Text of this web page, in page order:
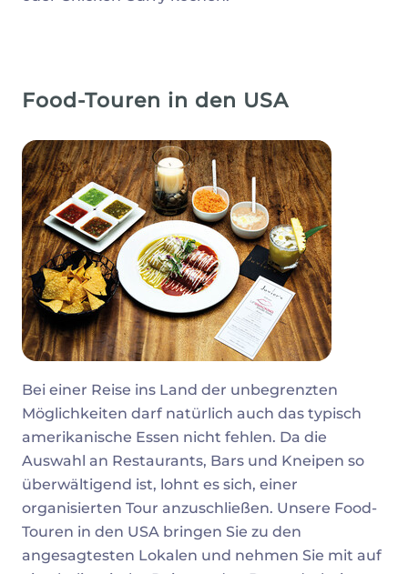
Food-Touren in den USA
Bei einer Reise ins Land der unbegrenzten
Möglichkeiten darf natürlich auch das typisch
amerikanische Essen nicht fehlen. Da die
Auswahl an Restaurants, Bars und Kneipen so
überwältigend ist, lohnt es sich, einer
organisierten Tour anzuschließen. Unsere Food-
Touren in den USA bringen Sie zu den
angesagtesten Lokalen und nehmen Sie mit auf